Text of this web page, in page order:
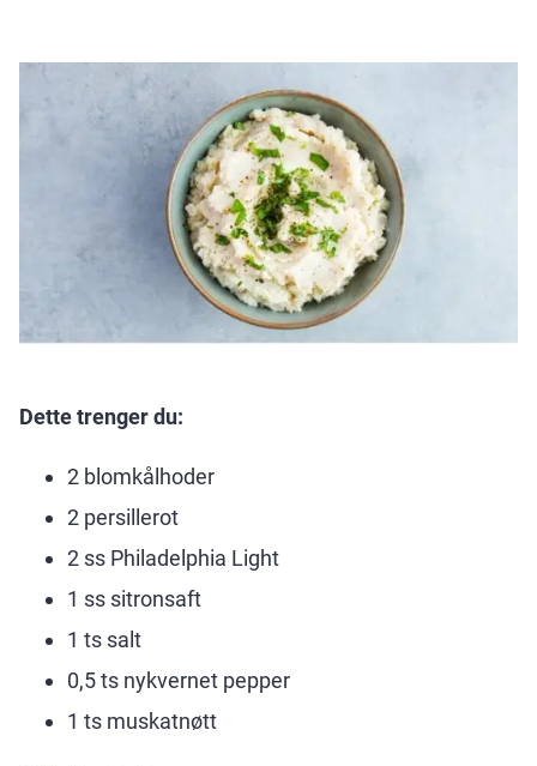
Dette trenger du:
2 blomkålhoder
2 persillerot
2 ss Philadelphia Light
1 ss sitronsaft
1 ts salt
0,5 ts nykvernet pepper
1 ts muskatnøtt